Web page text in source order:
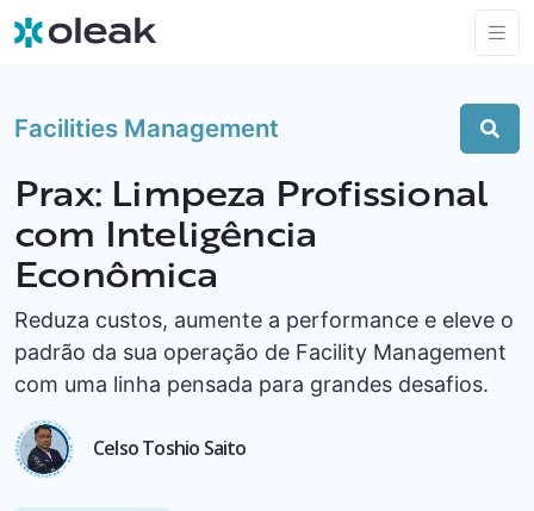
Facilities Management
Prax: Limpeza Profissional
com Inteligência
Econômica
Reduza custos, aumente a performance e eleve o
padrão da sua operação de Facility Management
com uma linha pensada para grandes desafios.
Celso Toshio Saito